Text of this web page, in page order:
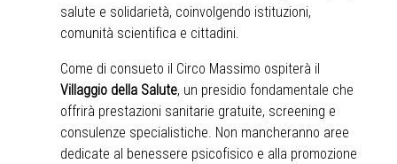
salute e solidarietà, coinvolgendo istituzioni,
comunità scientifica e cittadini.
Come di consueto il Circo Massimo ospiterà il
Villaggio della Salute, un presidio fondamentale che
offrirà prestazioni sanitarie gratuite, screening e
consulenze specialistiche. Non mancheranno aree
dedicate al benessere psicofisico e alla promozione